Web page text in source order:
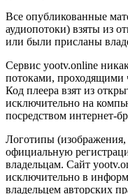
Все опубликованные
аудиопотоки) взяты из
или были присланы
Сервис yootv.online
потоками, проходящими
Код плеера взят из
исключительно на
посредством интернет-
Логотипы
официальную
владельцам. Сайт
исключительно в
владельцем авторских